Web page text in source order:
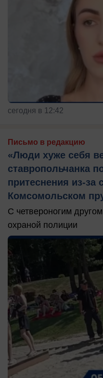
сегодня в 12:42
Письмо в редакцию
«Люди хуже себя
ставропольчанка
притеснения из-за
Комсомольском
С четвероногим
охраной полиции